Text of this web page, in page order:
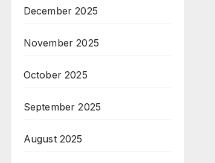
December 2025
November 2025
October 2025
September 2025
August 2025